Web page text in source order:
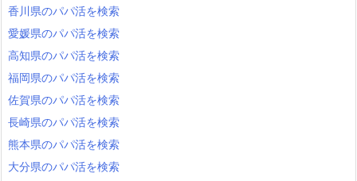
愛知県愛西市のパパ活を検索
愛知県弥富市のパパ活を検索
愛知県みよし市のパパ活を検索
愛知県あま市のパパ活を検索
愛知県長久手市のパパ活を検索
愛知県東郷町のパパ活を検索
愛知県豊山町のパパ活を検索
香川県のパパ活を検索
愛媛県のパパ活を検索
高知県のパパ活を検索
福岡県のパパ活を検索
佐賀県のパパ活を検索
長崎県のパパ活を検索
熊本県のパパ活を検索
大分県のパパ活を検索